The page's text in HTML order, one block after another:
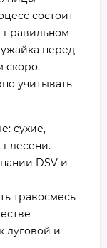
состоит
правильном
перед
скоро.
учитывать
сухие,
DSV и
травосмесь
луговой и